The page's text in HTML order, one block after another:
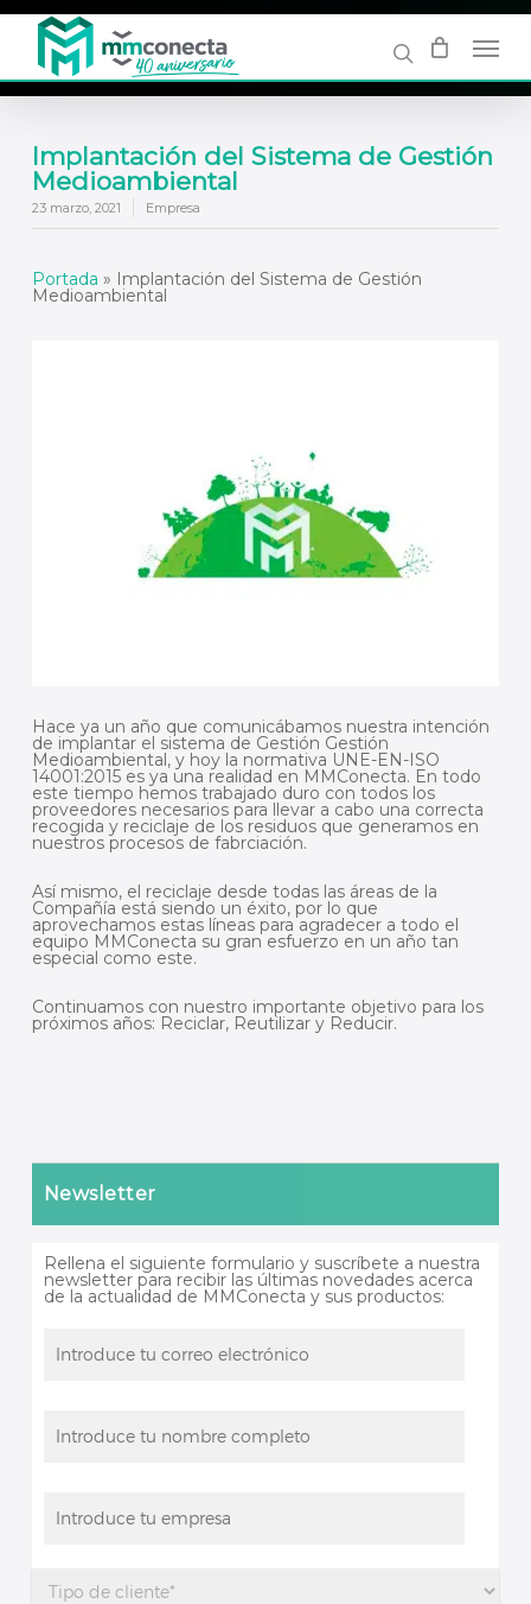
content
Implantación del Sistema de Gestión
Medioambiental
23 marzo, 2021 Empresa
Portada » Implantación del Sistema de Gestión
Medioambiental
Hace ya un año que comunicábamos nuestra intención
de implantar el sistema de Gestión Gestión
Medioambiental, y hoy la normativa UNE-EN-ISO
14001:2015 es ya una realidad en MMConecta. En todo
este tiempo hemos trabajado duro con todos los
proveedores necesarios para llevar a cabo una correcta
recogida y reciclaje de los residuos que generamos en
nuestros procesos de fabrciación.
Así mismo, el reciclaje desde todas las áreas de la
Compañía está siendo un éxito, por lo que
aprovechamos estas líneas para agradecer a todo el
equipo MMConecta su gran esfuerzo en un año tan
especial como este.
Continuamos con nuestro importante objetivo para los
próximos años: Reciclar, Reutilizar y Reducir.
Newsletter
Rellena el siguiente formulario y suscríbete a nuestra
newsletter para recibir las últimas novedades acerca
de la actualidad de MMConecta y sus productos: